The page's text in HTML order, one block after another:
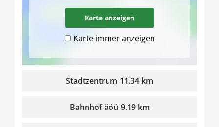
Karte anzeigen
Karte immer anzeigen
Stadtzentrum 11.34 km
Bahnhof äöü 9.19 km